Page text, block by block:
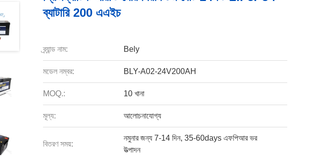
ব্যাটারি 200 এএইচ
ব্র্যান্ড নাম: Bely
মডেল নম্বর: BLY-A02-24V200AH
MOQ.: 10 খানা
মূল্য: আলোচনাযোগ্য
বিতরণ সময়:
নমুনার জন্য 7-14 দিন, 35-60days এফপিআর ভর
উত্পাদন